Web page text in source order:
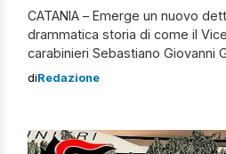
CATANIA – Emerge un nuovo
drammatica storia di come il
carabinieri Sebastiano Giovanni
gravemente ferito. Lo scorso 5
all’esterno della chiesa Santa
nella frazione di Guardia
diRedazione